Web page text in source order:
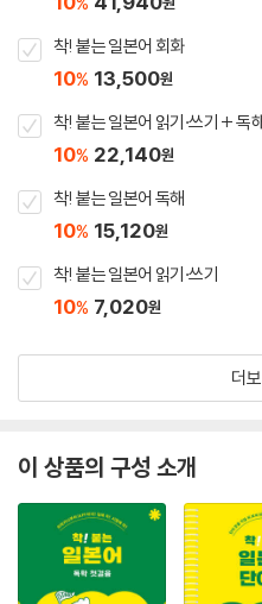
착! 붙는 일본어 회화
10% 13,500원
착! 붙는 일본어 읽기·쓰기 + 독
10% 22,140원
착! 붙는 일본어 독해
10% 15,120원
착! 붙는 일본어 읽기·쓰기
10% 7,020원
더보
이 상품의 구성 소개